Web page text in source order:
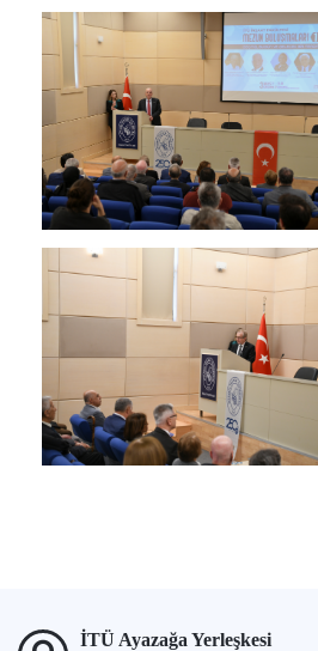
İTÜ Ayazağa Yerleşkesi